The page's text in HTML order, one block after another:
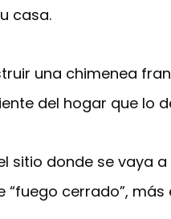
casa.
una chimenea
del hogar que lo
sitio donde se vaya
cerrado”, más